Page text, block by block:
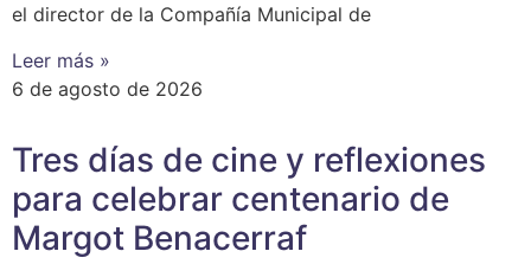
el director de la Compañía Municipal de
Leer más »
6 de agosto de 2026
Tres días de cine y reflexiones
para celebrar centenario de
Margot Benacerraf